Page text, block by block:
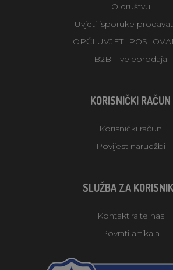
O društvu
Uvjeti isporuke
OPĆI UVJETI
B2B – veleprodaja
KORISNIČKI RAČUN
Korisnički račun
Povijest narudžbi
SLUŽBA ZA
Kontaktirajte nas
Povrati artikala